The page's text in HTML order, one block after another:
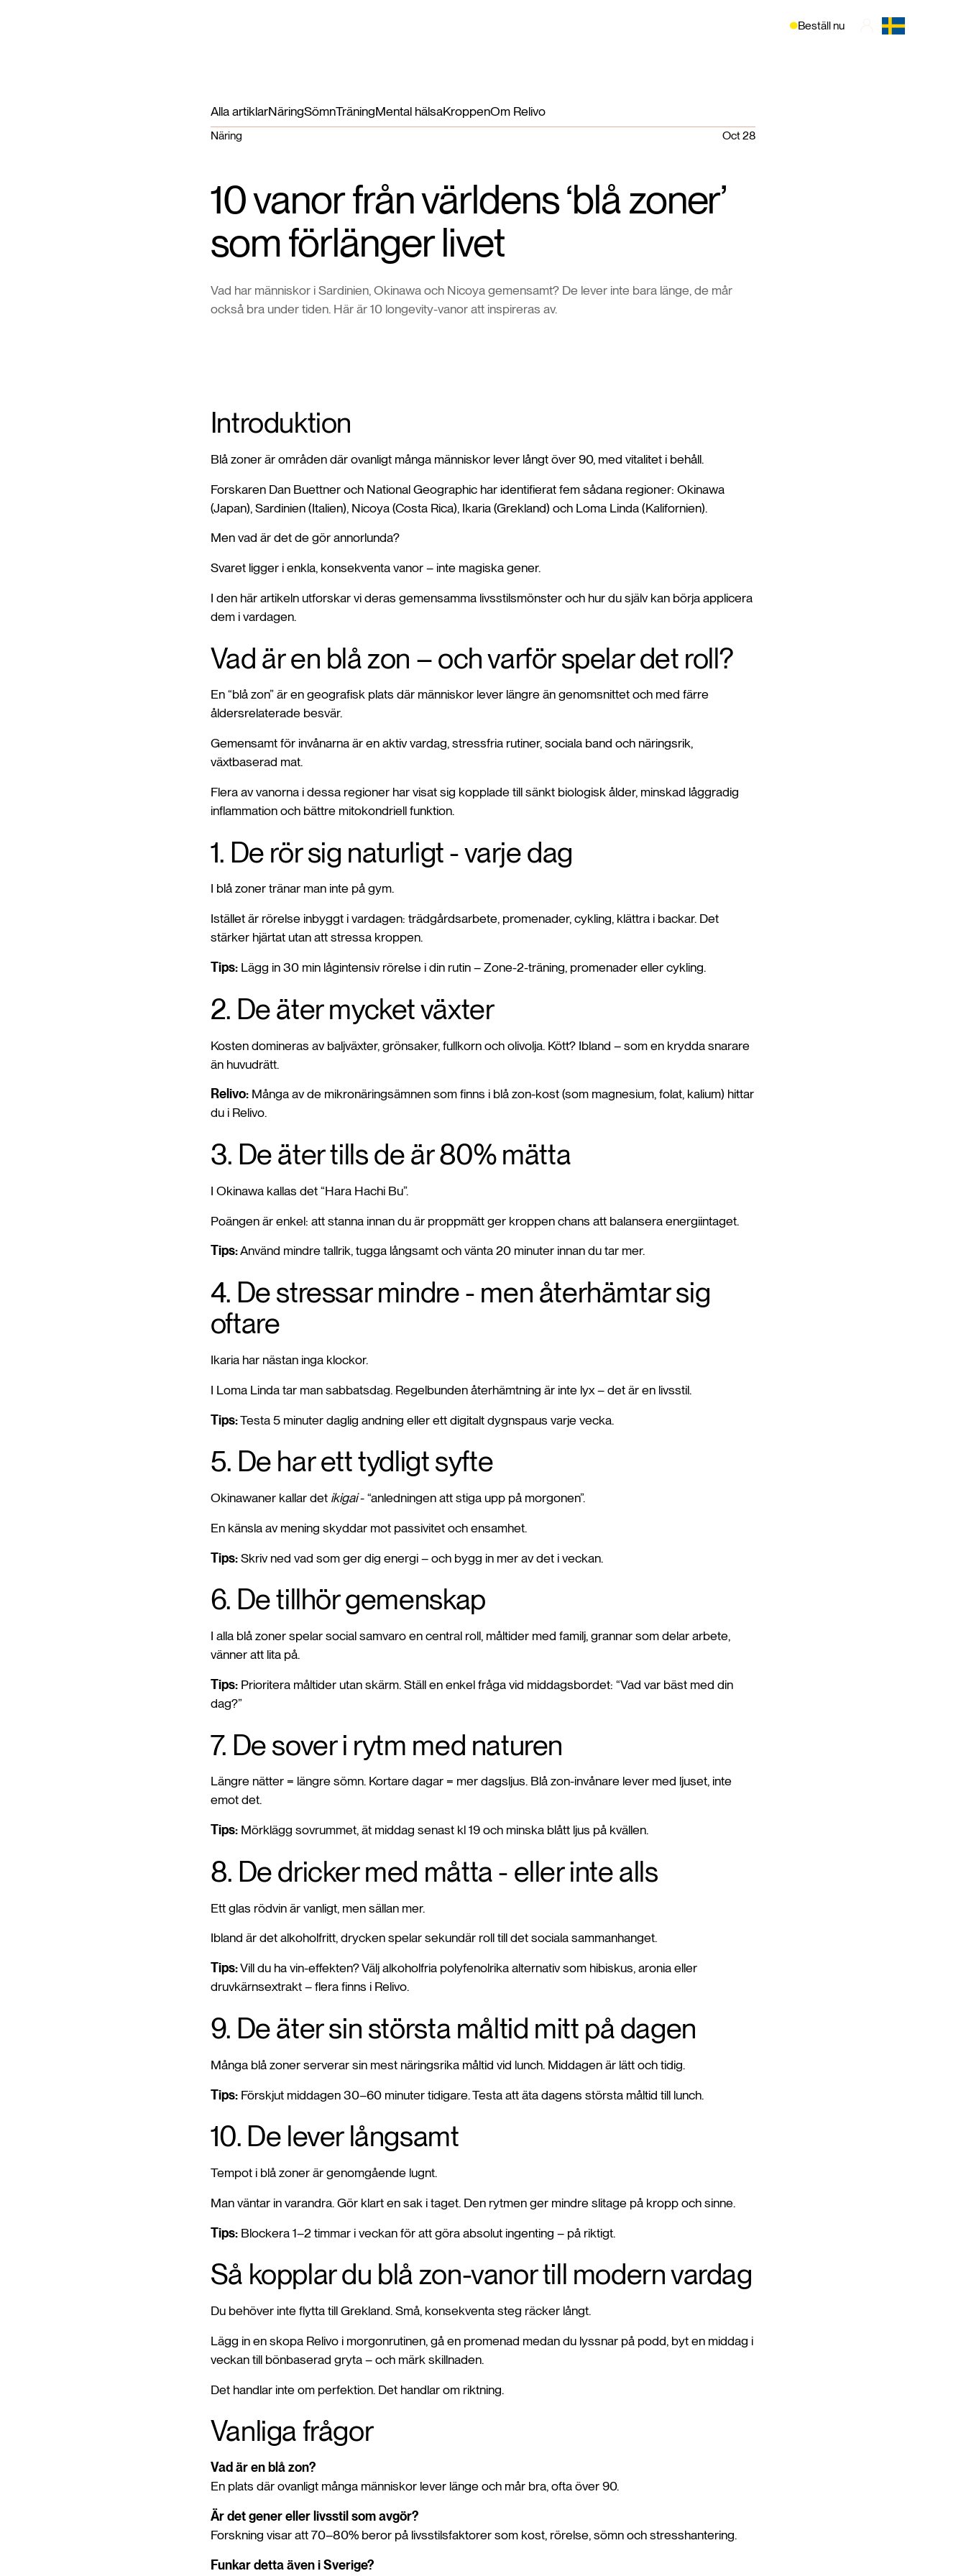
Beställ nu
Alla artiklarNäringSömnTräningMental hälsaKroppenOm Relivo
Näring Oct 28
10 vanor från världens ‘blå zoner’
som förlänger livet
Vad har människor i Sardinien, Okinawa och Nicoya gemensamt? De lever inte bara länge, de mår
också bra under tiden. Här är 10 longevity-vanor att inspireras av.
Introduktion
Blå zoner är områden där ovanligt många människor lever långt över 90, med vitalitet i behåll.
Forskaren Dan Buettner och National Geographic har identifierat fem sådana regioner: Okinawa
(Japan), Sardinien (Italien), Nicoya (Costa Rica), Ikaria (Grekland) och Loma Linda (Kalifornien).
Men vad är det de gör annorlunda?
Svaret ligger i enkla, konsekventa vanor – inte magiska gener.
I den här artikeln utforskar vi deras gemensamma livsstilsmönster och hur du själv kan börja applicera
dem i vardagen.
Vad är en blå zon – och varför spelar det roll?
En “blå zon” är en geografisk plats där människor lever längre än genomsnittet och med färre
åldersrelaterade besvär.
Gemensamt för invånarna är en aktiv vardag, stressfria rutiner, sociala band och näringsrik,
växtbaserad mat.
Flera av vanorna i dessa regioner har visat sig kopplade till sänkt biologisk ålder, minskad låggradig
inflammation och bättre mitokondriell funktion.
1. De rör sig naturligt - varje dag
I blå zoner tränar man inte på gym.
Istället är rörelse inbyggt i vardagen: trädgårdsarbete, promenader, cykling, klättra i backar. Det
stärker hjärtat utan att stressa kroppen.
Tips:Lägg in 30 min lågintensiv rörelse i din rutin – Zone-2-träning, promenader eller cykling.
2. De äter mycket växter
Kosten domineras av baljväxter, grönsaker, fullkorn och olivolja. Kött? Ibland – som en krydda snarare
än huvudrätt.
Relivo:Många av de mikronäringsämnen som finns i blå zon-kost (som magnesium, folat, kalium) hittar
du i Relivo.
3. De äter tills de är 80% mätta
I Okinawa kallas det “Hara Hachi Bu”.
Poängen är enkel: att stanna innan du är proppmätt ger kroppen chans att balansera energiintaget.
Tips:Använd mindre tallrik, tugga långsamt och vänta 20 minuter innan du tar mer.
4. De stressar mindre - men återhämtar sig
oftare
Ikaria har nästan inga klockor.
I Loma Linda tar man sabbatsdag. Regelbunden återhämtning är inte lyx – det är en livsstil.
Tips:Testa 5 minuter daglig andning eller ett digitalt dygnspaus varje vecka.
5. De har ett tydligt syfte
Okinawaner kallar det ikigai- “anledningen att stiga upp på morgonen”.
En känsla av mening skyddar mot passivitet och ensamhet.
Tips:Skriv ned vad som ger dig energi – och bygg in mer av det i veckan.
6. De tillhör gemenskap
I alla blå zoner spelar social samvaro en central roll, måltider med familj, grannar som delar arbete,
vänner att lita på.
Tips:Prioritera måltider utan skärm. Ställ en enkel fråga vid middagsbordet: “Vad var bäst med din
dag?”
7. De sover i rytm med naturen
Längre nätter = längre sömn. Kortare dagar = mer dagsljus. Blå zon-invånare lever med ljuset, inte
emot det.
Tips:Mörklägg sovrummet, ät middag senast kl 19 och minska blått ljus på kvällen.
8. De dricker med måtta - eller inte alls
Ett glas rödvin är vanligt, men sällan mer.
Ibland är det alkoholfritt, drycken spelar sekundär roll till det sociala sammanhanget.
Tips:Vill du ha vin-effekten? Välj alkoholfria polyfenolrika alternativ som hibiskus, aronia eller
druvkärnsextrakt – flera finns i Relivo.
9. De äter sin största måltid mitt på dagen
Många blå zoner serverar sin mest näringsrika måltid vid lunch. Middagen är lätt och tidig.
Tips:Förskjut middagen 30–60 minuter tidigare. Testa att äta dagens största måltid till lunch.
10. De lever långsamt
Tempot i blå zoner är genomgående lugnt.
Man väntar in varandra. Gör klart en sak i taget. Den rytmen ger mindre slitage på kropp och sinne.
Tips:Blockera 1–2 timmar i veckan för att göra absolut ingenting – på riktigt.
Så kopplar du blå zon-vanor till modern vardag
Du behöver inte flytta till Grekland. Små, konsekventa steg räcker långt.
Lägg in en skopa Relivo i morgonrutinen, gå en promenad medan du lyssnar på podd, byt en middag i
veckan till bönbaserad gryta – och märk skillnaden.
Det handlar inte om perfektion. Det handlar om riktning.
Vanliga frågor
Vad är en blå zon?
En plats där ovanligt många människor lever länge och mår bra, ofta över 90.
Är det gener eller livsstil som avgör?
Forskning visar att 70–80% beror på livsstilsfaktorer som kost, rörelse, sömn och stresshantering.
Funkar detta även i Sverige?